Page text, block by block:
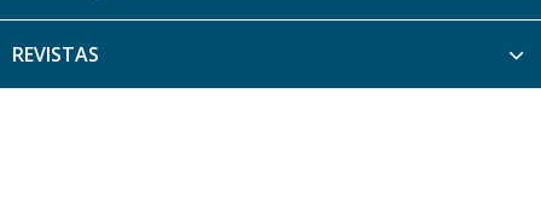
REVISTAS